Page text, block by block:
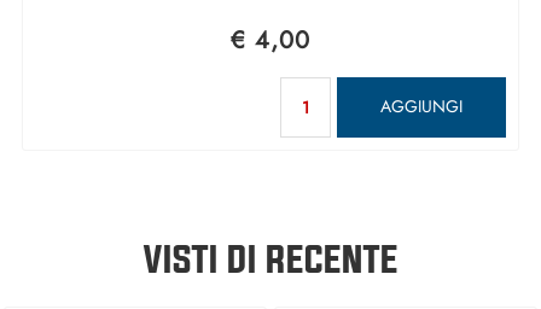
€ 4,00
AGGIUNGI
VISTI DI RECENTE